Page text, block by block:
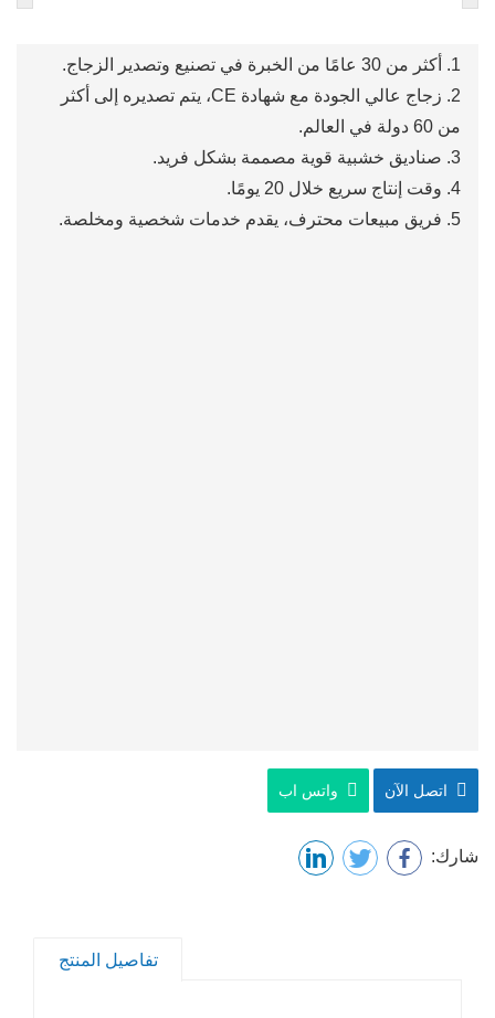
1. أكثر من 30 عامًا من الخبرة في تصنيع وتصدير الزجاج.
2. زجاج عالي الجودة مع شهادة CE، يتم تصديره إلى أكثر
من 60 دولة في العالم.
3. صناديق خشبية قوية مصممة بشكل فريد.
4. وقت إنتاج سريع خلال 20 يومًا.
5. فريق مبيعات محترف، يقدم خدمات شخصية ومخلصة.
اتصل الآن واتس اب
شارك:
تفاصيل المنتج